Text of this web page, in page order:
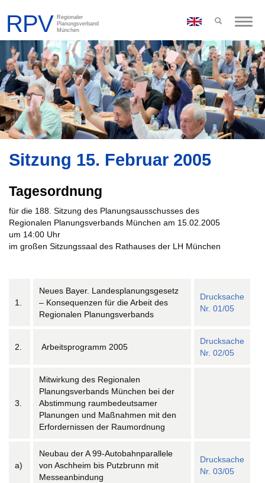
Toggle
Sitzung 15. Februar 2005
Tagesordnung
für die 188. Sitzung des Planungsausschusses des
Regionalen Planungsverbands München am 15.02.2005
um 14:00 Uhr
im großen Sitzungssaal des Rathauses der LH München
1.
Neues Bayer. Landesplanungsgesetz
– Konsequenzen für die Arbeit des
Regionalen Planungsverbands
Drucksache
Nr. 01/05
2. Arbeitsprogramm 2005
Drucksache
Nr. 02/05
3.
Mitwirkung des Regionalen
Planungsverbands München bei der
Abstimmung raumbedeutsamer
Planungen und Maßnahmen mit den
Erfordernissen der Raumordnung
a)
Neubau der A 99-Autobahnparallele
von Aschheim bis Putzbrunn mit
Messeanbindung
Drucksache
Nr. 03/05